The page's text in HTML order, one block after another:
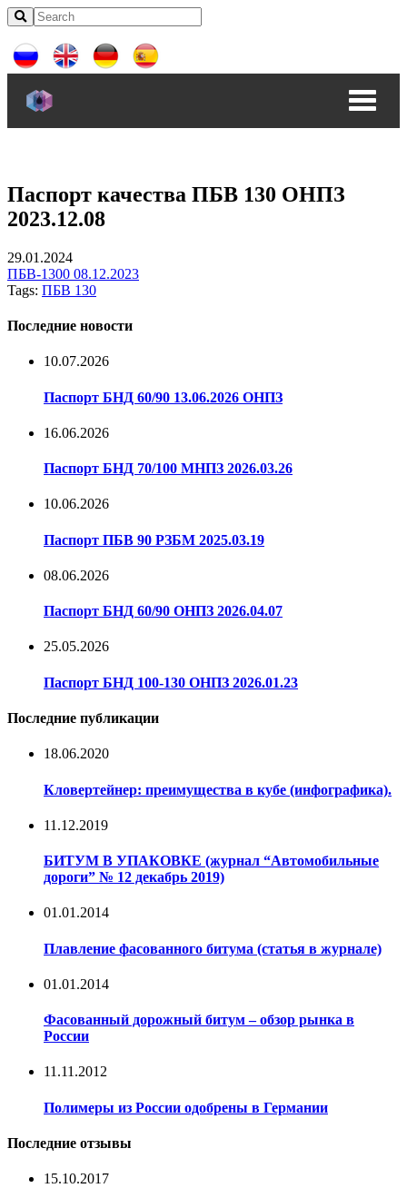
Паспорт качества ПБВ 130 ОНПЗ
2023.12.08
29.01.2024
ПБВ-1300 08.12.2023
Tags: ПБВ 130
Последние новости
10.07.2026
Паспорт БНД 60/90 13.06.2026 ОНПЗ
16.06.2026
Паспорт БНД 70/100 МНПЗ 2026.03.26
10.06.2026
Паспорт ПБВ 90 РЗБМ 2025.03.19
08.06.2026
Паспорт БНД 60/90 ОНПЗ 2026.04.07
25.05.2026
Паспорт БНД 100-130 ОНПЗ 2026.01.23
Последние публикации
18.06.2020
Кловертейнер: преимущества в кубе (инфографика).
11.12.2019
БИТУМ В УПАКОВКЕ (журнал “Автомобильные
дороги” № 12 декабрь 2019)
01.01.2014
Плавление фасованного битума (статья в журнале)
01.01.2014
Фасованный дорожный битум – обзор рынка в
России
11.11.2012
Полимеры из России одобрены в Германии
Последние отзывы
15.10.2017